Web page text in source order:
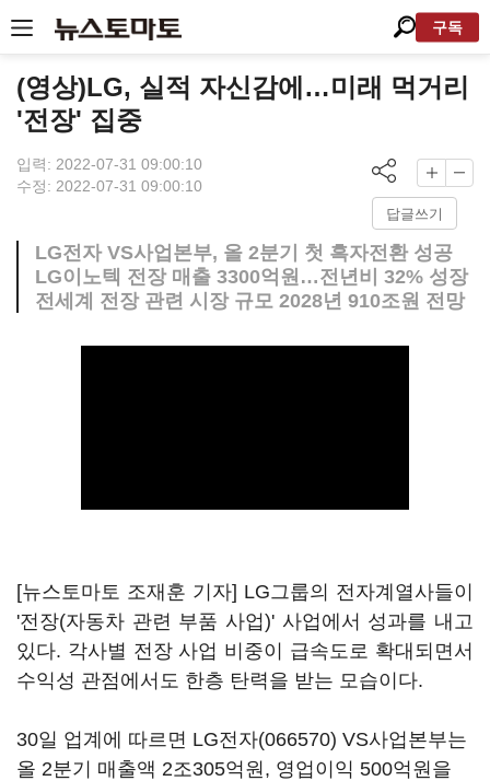
구독
(영상)LG, 실적 자신감에…미래 먹거리
'전장' 집중
입력: 2022-07-31 09:00:10
수정: 2022-07-31 09:00:10
답글쓰기
LG전자 VS사업본부, 올 2분기 첫 흑자전환 성공
LG이노텍 전장 매출 3300억원…전년비 32% 성장
전세계 전장 관련 시장 규모 2028년 910조원 전망
[뉴스토마토 조재훈 기자] LG그룹의 전자계열사들이
'전장(자동차 관련 부품 사업)' 사업에서 성과를 내고
있다. 각사별 전장 사업 비중이 급속도로 확대되면서
수익성 관점에서도 한층 탄력을 받는 모습이다.
30일 업계에 따르면 LG전자(066570) VS사업본부는
올 2분기 매출액 2조305억원, 영업이익 500억원을